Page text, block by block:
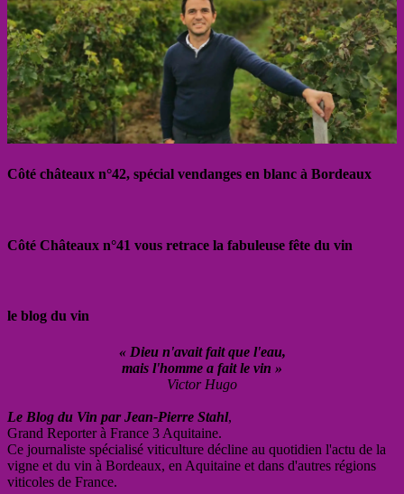
Côté châteaux n°42, spécial vendanges en blanc à Bordeaux
Côté Châteaux n°41 vous retrace la fabuleuse fête du vin
le blog du vin
« Dieu n'avait fait que l'eau,
mais l'homme a fait le vin »
Victor Hugo
Le Blog du Vin par Jean-Pierre Stahl,
Grand Reporter à France 3 Aquitaine.
Ce journaliste spécialisé viticulture décline au quotidien l'actu de la
vigne et du vin à Bordeaux, en Aquitaine et dans d'autres régions
viticoles de France.